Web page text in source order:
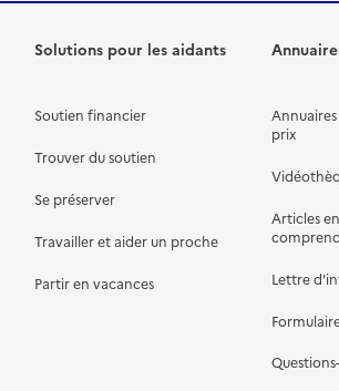
Solutions pour les aidants
Soutien financier
Trouver du soutien
Se préserver
Travailler et aider un proche
Partir en vacances
prix
Articles
Lettre